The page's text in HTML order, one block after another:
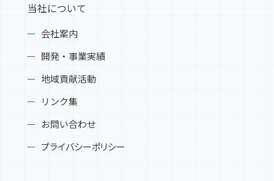
築条件なしの一般販売開始しました！
2025-04-07
【XYZ水沢】C棟1階南側②テナント募集中で
す！
2025-03-13
山目十二神分譲地 南街区 お陰様で完売いたし
ました。
当社について
会社案内
開発・事業実績
地域貢献活動
リンク集
お問い合わせ
プライバシーポリシー